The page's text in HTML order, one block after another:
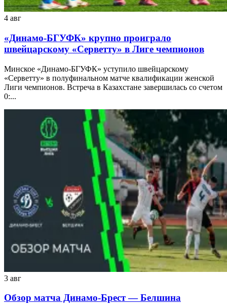
4 авг
«Динамо-БГУФК» крупно проиграло
швейцарскому «Серветту» в Лиге чемпионов
Минское «Динамо-БГУФК» уступило швейцарскому
«Серветту» в полуфинальном матче квалификации женской
Лиги чемпионов. Встреча в Казахстане завершилась со счетом
0:...
3 авг
Обзор матча Динамо-Брест — Белшина